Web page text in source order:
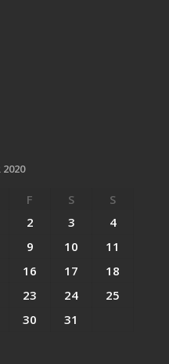
2020
F S
S
2 3
4
9 10
11
16 17
18
23 24
25
30 31